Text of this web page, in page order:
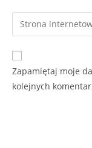
Zapamiętaj moje
kolejnych